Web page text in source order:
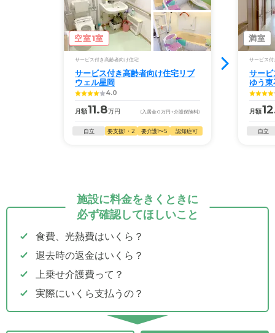
空室1室
サービス付き高齢者向け住宅
サービス付き高齢者向け住宅リブ
ウェル星岡
4.0
月額11.8万円 (入居金0万円 +介護保険料)
自立 要支援1・2 要介護1〜5 認知症可
満室
サービス付
サー
ゆう東
月額
自立
施設に料金をきくときに
必ず確認してほしいこと
食費、光熱費はいくら？
退去時の返金はいくら？
上乗せ介護費って？
実際にいくら支払うの？